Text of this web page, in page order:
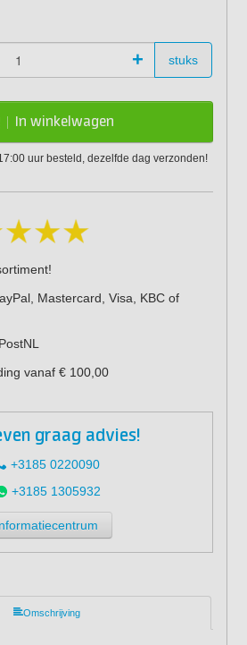
+ stuks
In winkelwagen
uur besteld, dezelfde dag verzonden!
Mastercard, Visa, KBC of
vanaf € 100,00
graag advies!
+3185 0220090
+3185 1305932
Omschrijving